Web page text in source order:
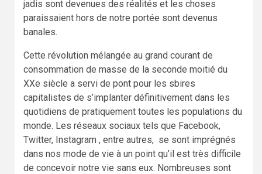
jadis sont devenues des réalités et les choses
paraissaient hors de notre portée sont devenus
banales.
Cette révolution mélangée au grand courant de
consommation de masse de la seconde moitié du
XXe siècle a servi de pont pour les sbires
capitalistes de s’implanter définitivement dans les
quotidiens de pratiquement toutes les populations du
monde. Les réseaux sociaux tels que Facebook,
Twitter, Instagram , entre autres, se sont imprégnés
dans nos mode de vie à un point qu’il est très difficile
de concevoir notre vie sans eux. Nombreuses sont